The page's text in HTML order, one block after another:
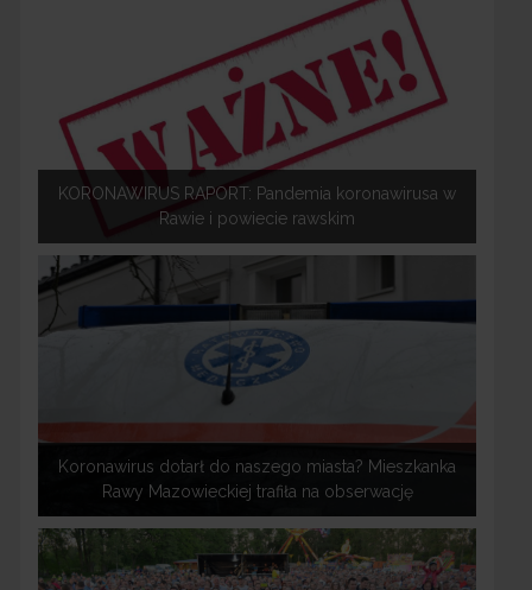
KORONAWIRUS RAPORT: Pandemia koronawirusa w
Rawie i powiecie rawskim
Koronawirus dotarł do naszego miasta? Mieszkanka
Rawy Mazowieckiej trafiła na obserwację